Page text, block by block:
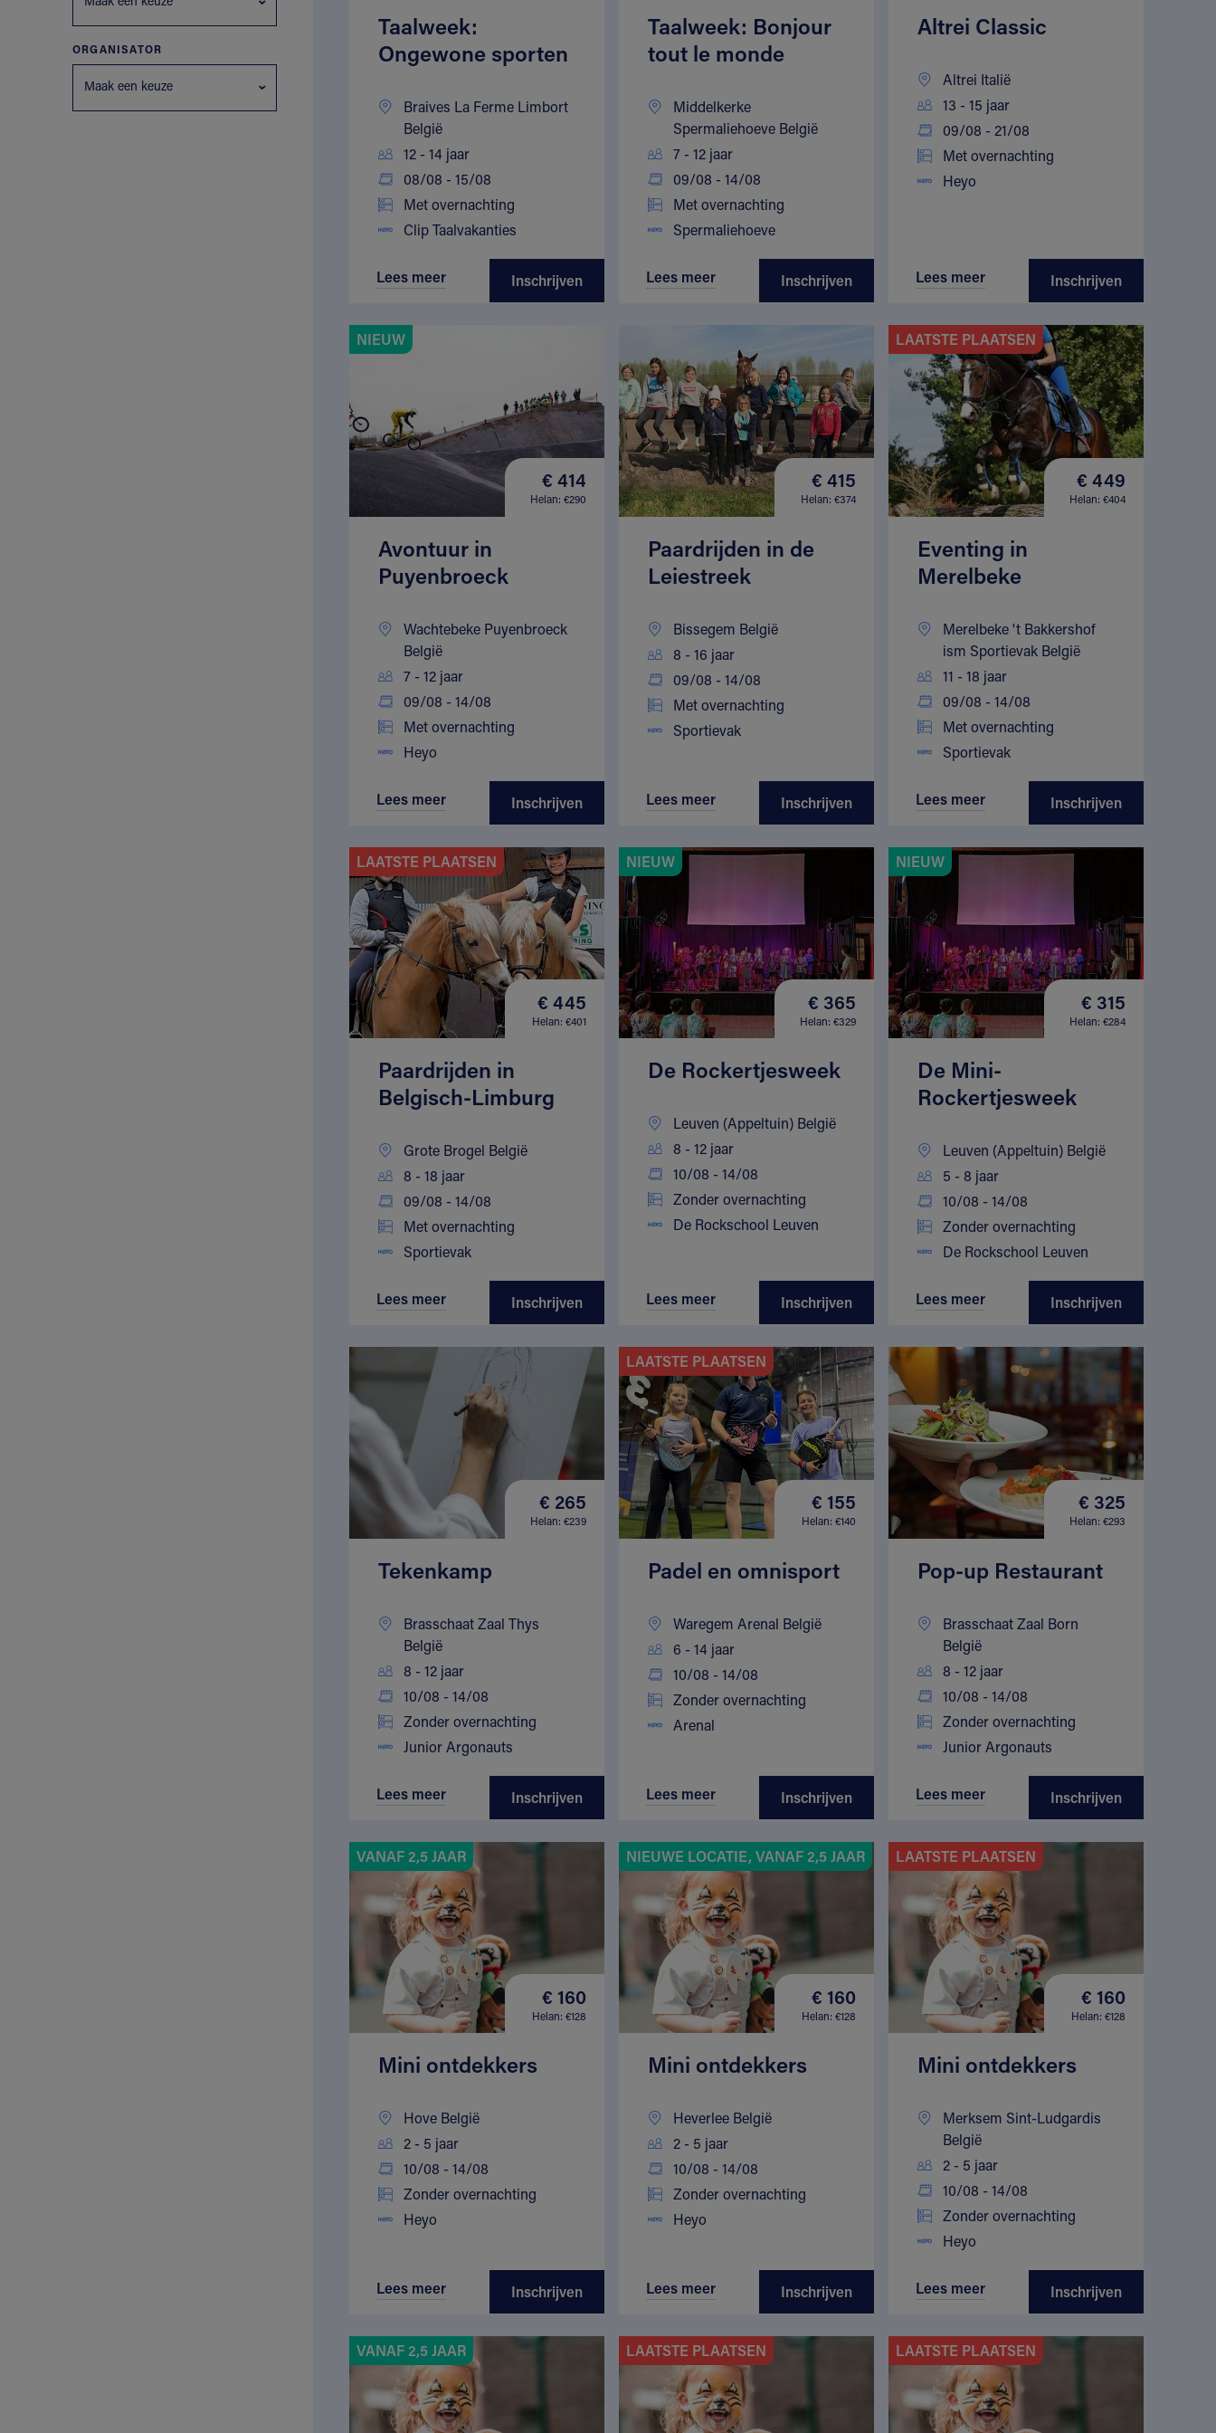
ORGANISATOR
Maak een keuze
Taalweek:
Ongewone sporten
Braives La Ferme Limbort
België
12 - 14 jaar
08/08 - 15/08
Met overnachting
Clip Taalvakanties
Lees meer Inschrijven
Taalweek: Bonjour
tout le monde
Middelkerke
Spermaliehoeve België
7 - 12 jaar
09/08 - 14/08
Met overnachting
Spermaliehoeve
Lees meer Inschrijven
Altrei Classic
Altrei Italië
13 - 15 jaar
09/08 - 21/08
Met overnachting
Heyo
Lees meer Inschrijven
NIEUW
€ 414
Helan: €290
Avontuur in
Puyenbroeck
Wachtebeke Puyenbroeck
België
7 - 12 jaar
09/08 - 14/08
Met overnachting
Heyo
Lees meer Inschrijven
€ 415
Helan: €374
Paardrijden in de
Leiestreek
Bissegem België
8 - 16 jaar
09/08 - 14/08
Met overnachting
Sportievak
Lees meer Inschrijven
LAATSTE PLAATSEN
€ 449
Helan: €404
Eventing in
Merelbeke
Merelbeke 't Bakkershof
ism Sportievak België
11 - 18 jaar
09/08 - 14/08
Met overnachting
Sportievak
Lees meer Inschrijven
LAATSTE PLAATSEN
€ 445
Helan: €401
Paardrijden in
Belgisch-Limburg
Grote Brogel België
8 - 18 jaar
09/08 - 14/08
Met overnachting
Sportievak
Lees meer Inschrijven
NIEUW
€ 365
Helan: €329
De Rockertjesweek
Leuven (Appeltuin) België
8 - 12 jaar
10/08 - 14/08
Zonder overnachting
De Rockschool Leuven
Lees meer Inschrijven
NIEUW
€ 315
Helan: €284
De Mini-
Rockertjesweek
Leuven (Appeltuin) België
5 - 8 jaar
10/08 - 14/08
Zonder overnachting
De Rockschool Leuven
Lees meer Inschrijven
€ 265
Helan: €239
Tekenkamp
Brasschaat Zaal Thys
België
8 - 12 jaar
10/08 - 14/08
Zonder overnachting
Junior Argonauts
Lees meer Inschrijven
LAATSTE PLAATSEN
€ 155
Helan: €140
Padel en omnisport
Waregem Arenal België
6 - 14 jaar
10/08 - 14/08
Zonder overnachting
Arenal
Lees meer Inschrijven
€ 325
Helan: €293
Pop-up Restaurant
Brasschaat Zaal Born
België
8 - 12 jaar
10/08 - 14/08
Zonder overnachting
Junior Argonauts
Lees meer Inschrijven
VANAF 2,5 JAAR
€ 160
Helan: €128
Mini ontdekkers
Hove België
2 - 5 jaar
10/08 - 14/08
Zonder overnachting
Heyo
Lees meer Inschrijven
NIEUWE LOCATIE, VANAF 2,5 JAAR
€ 160
Helan: €128
Mini ontdekkers
Heverlee België
2 - 5 jaar
10/08 - 14/08
Zonder overnachting
Heyo
Lees meer Inschrijven
LAATSTE PLAATSEN
€ 160
Helan: €128
Mini ontdekkers
Merksem Sint-Ludgardis
België
2 - 5 jaar
10/08 - 14/08
Zonder overnachting
Heyo
Lees meer Inschrijven
VANAF 2,5 JAAR LAATSTE PLAATSEN LAATSTE PLAATSEN